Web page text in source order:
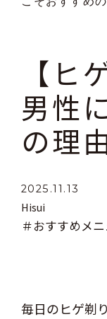
【ヒ
男性
の理
2025.11.13
Hisui
＃おすすめメ
毎日のヒゲ剃